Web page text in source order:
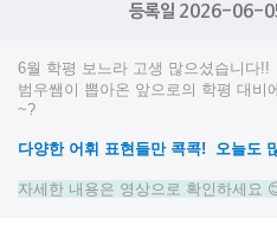
등록일 2026-06-
6월 학평 보느라 고생 많으셨습니다!!
범우쌤이 뽑아온 앞으로의 학평 대비
~?
다양한 어휘 표현들만 콕콕! 오늘도
자세한 내용은 영상으로 확인하세요